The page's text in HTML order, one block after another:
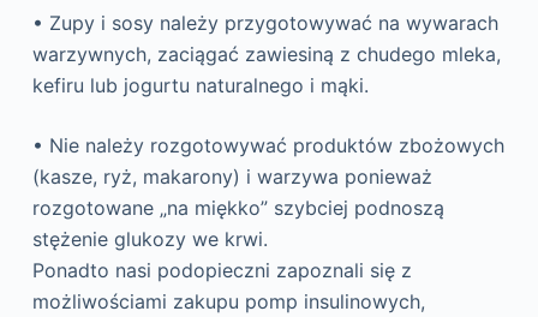
• Zupy i sosy należy przygotowywać na wywarach
warzywnych, zaciągać zawiesiną z chudego mleka,
kefiru lub jogurtu naturalnego i mąki.
• Nie należy rozgotowywać produktów zbożowych
(kasze, ryż, makarony) i warzywa ponieważ
rozgotowane „na miękko” szybciej podnoszą
stężenie glukozy we krwi.
Ponadto nasi podopieczni zapoznali się z
możliwościami zakupu pomp insulinowych,